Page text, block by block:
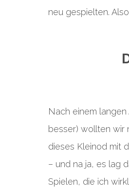
neu gespielten.
Nach einem langen
besser) wollten wir
dieses Kleinod mit
– und na ja, es lag
Spielen, die ich